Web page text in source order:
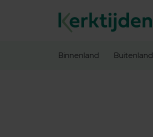
Binnenland Buitenland